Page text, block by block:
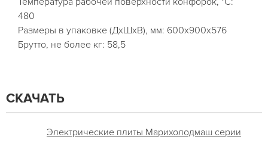
480
Размеры в упаковке (ДхШхВ), мм: 600x900x576
Брутто, не более кг: 58,5
СКАЧАТЬ
Электрические плиты Марихолодмаш серии